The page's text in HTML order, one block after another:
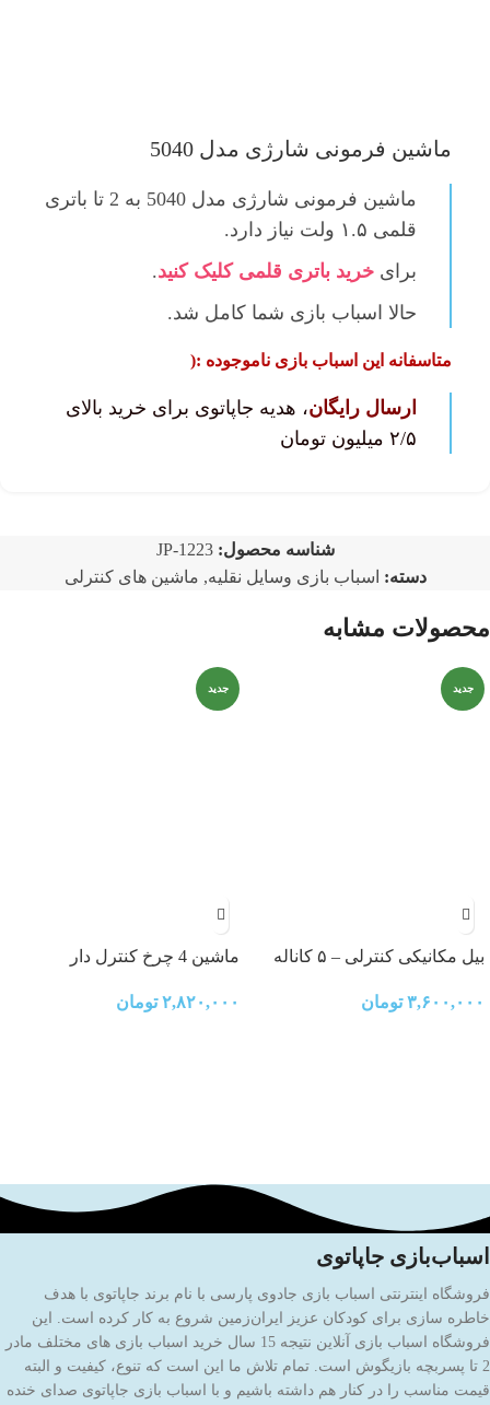
ماشین فرمونی شارژی مدل 5040
ماشین فرمونی شارژی مدل 5040
به 2 تا باتری
قلمی ۱.۵ ولت نیاز دارد.
برای خرید باتری قلمی کلیک کنید.
حالا اسباب بازی شما کامل‌ شد.
متاسفانه این اسباب بازی ناموجوده :(
ارسال رایگان، هدیه جاپاتوی برای خرید بالای
۲/۵ میلیون تومان
شناسه محصول:JP-1223
دسته: اسباب بازی وسایل نقلیه, ماشین های کنترلی
محصولات مشابه
جدید
بیل مکانیکی کنترلی – ۵ کاناله
۳,۶۰۰,۰۰۰ تومان
جدید
ماشین 4 چرخ کنترل دار
۲,۸۲۰,۰۰۰ تومان
اسباب‌بازی جاپاتوی
فروشگاه اینترنتی اسباب بازی جادوی پارسی با نام برند جاپاتوی با هدف
خاطره سازی برای کودکان عزیز ایران‌زمین شروع به کار کرده است. این
فروشگاه اسباب بازی آنلاین نتیجه 15 سال خرید اسباب بازی های مختلف مادر
2 تا پسربچه بازیگوش است. تمام تلاش ما این است که تنوع، کیفیت و البته
قیمت مناسب را در کنار هم داشته باشیم و با اسباب بازی جاپاتوی صدای خنده